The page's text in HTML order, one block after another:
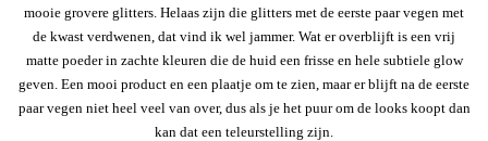
mooie grovere glitters. Helaas zijn die glitters met de eerste paar vegen met
de kwast verdwenen, dat vind ik wel jammer. Wat er overblijft is een vrij
matte poeder in zachte kleuren die de huid een frisse en hele subtiele glow
geven. Een mooi product en een plaatje om te zien, maar er blijft na de eerste
paar vegen niet heel veel van over, dus als je het puur om de looks koopt dan
kan dat een teleurstelling zijn.